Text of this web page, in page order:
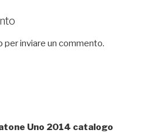
per inviare un commento.
Uno 2014 catalogo